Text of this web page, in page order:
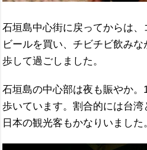
石垣島中心街に戻ってからは
ビールを買い、チビチビ飲み
歩して過ごしました。
石垣島の中心部は夜も賑やか。
歩いています。割合的には台湾
日本の観光客もかなりいました